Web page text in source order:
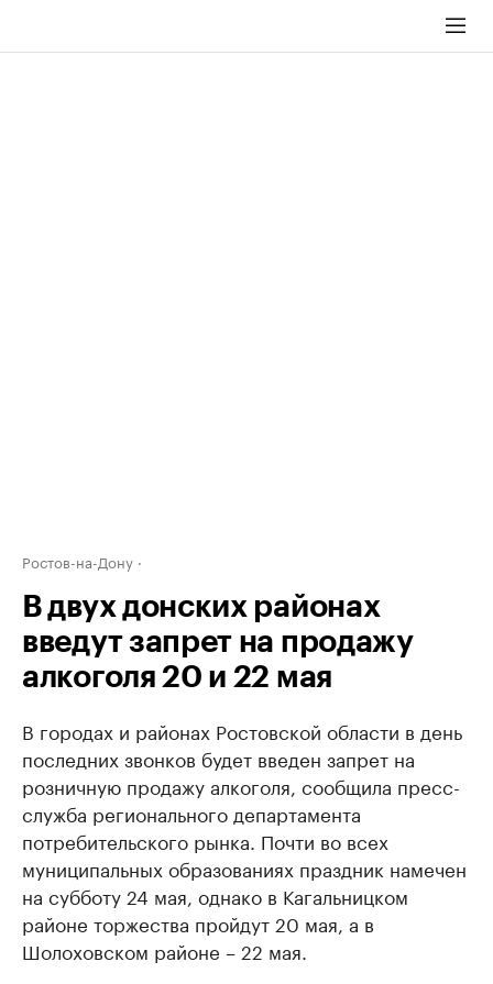
Ростов-на-Дону
В двух донских районах
введут запрет на продажу
алкоголя 20 и 22 мая
В городах и районах Ростовской области в день
последних звонков будет введен запрет на
розничную продажу алкоголя, сообщила пресс-
служба регионального департамента
потребительского рынка. Почти во всех
муниципальных образованиях праздник намечен
на субботу 24 мая, однако в Кагальницком
районе торжества пройдут 20 мая, а в
Шолоховском районе – 22 мая.